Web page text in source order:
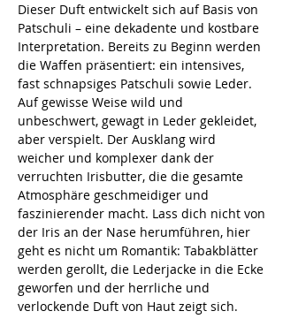
Dieser Duft entwickelt sich auf Basis von
Patschuli – eine dekadente und kostbare
Interpretation. Bereits zu Beginn werden
die Waffen präsentiert: ein intensives,
fast schnapsiges Patschuli sowie Leder.
Auf gewisse Weise wild und
unbeschwert, gewagt in Leder gekleidet,
aber verspielt. Der Ausklang wird
weicher und komplexer dank der
verruchten Irisbutter, die die gesamte
Atmosphäre geschmeidiger und
faszinierender macht. Lass dich nicht von
der Iris an der Nase herumführen, hier
geht es nicht um Romantik: Tabakblätter
werden gerollt, die Lederjacke in die Ecke
geworfen und der herrliche und
verlockende Duft von Haut zeigt sich.